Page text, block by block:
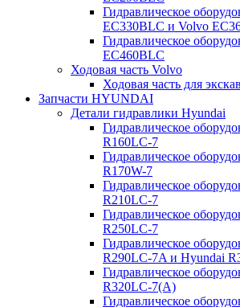
Гидравлическое
EC330BLC и Volvo
Гидравлическое
EC460BLC
Ходовая часть Volvo
Ходовая часть для
Запчасти HYUNDAI
Детали гидравлики Hyundai
Гидравлическое
R160LC-7
Гидравлическое
R170W-7
Гидравлическое
R210LC-7
Гидравлическое
R250LC-7
Гидравлическое
R290LC-7A и Hyundai
Гидравлическое
R320LC-7(A)
Гидравлическое